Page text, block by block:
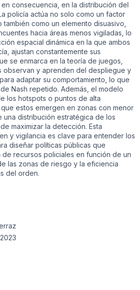
consecuencia, en la distribución del
policía actúa no solo como un factor
como un elemento disuasivo,
hacia áreas menos vigiladas, lo
espacial dinámica en la que ambos
ajustan constantemente sus
se enmarca en la teoría de juegos,
observan y aprenden del despliegue y
adaptar su comportamiento, lo que
Nash repetido. Además, el modelo
los hotspots o puntos de alta
estos emergen en zonas con menor
distribución estratégica de los
maximizar la detección. Esta
y vigilancia es clave para entender los
diseñar políticas públicas que
de recursos policiales en función de un
las zonas de riesgo y la eficiencia
del orden.